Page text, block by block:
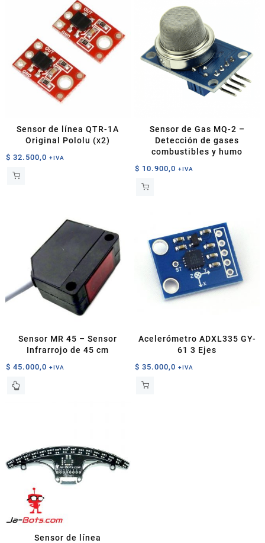
Sensor de línea QTR-1A
Original Pololu (x2)
$ 32.500,0 +IVA
Sensor de Gas MQ-2 –
Detección de gases
combustibles y humo
$ 10.900,0 +IVA
Sensor MR 45 – Sensor
Infrarrojo de 45 cm
$ 45.000,0 +IVA
Acelerómetro ADXL335 GY-
61 3 Ejes
$ 35.000,0 +IVA
Sensor de línea